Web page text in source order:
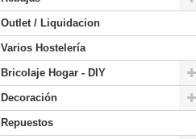
Outlet / Liquidacion
Varios Hostelería
Bricolaje Hogar - DIY
Decoración
Repuestos